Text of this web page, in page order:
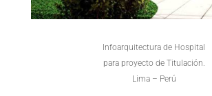
Infoarquitectura de Hospital
para proyecto de Titulación.
Lima – Perú